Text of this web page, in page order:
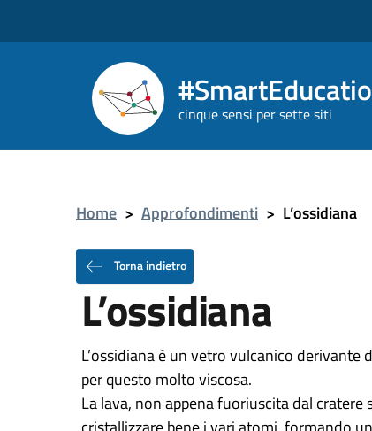
cinque sensi per sette siti
Home > Approfondimenti > L’ossidiana
Torna indietro
L’ossidiana
L’ossidiana è un vetro vulcanico
per questo molto viscosa.
La lava, non appena fuoriuscita dal